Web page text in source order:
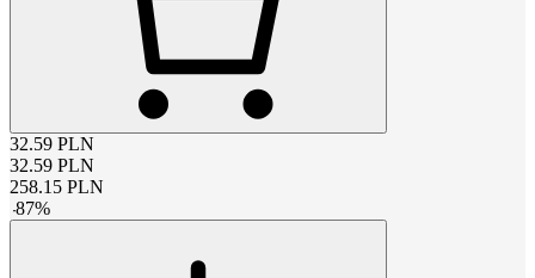
32.59 PLN
32.59 PLN
258.15 PLN
-87%